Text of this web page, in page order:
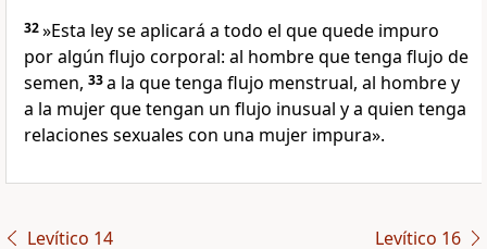
32»Esta ley se aplicará a todo el que quede impuro
por algún flujo corporal: al hombre que tenga flujo de
semen, 33a la que tenga flujo menstrual, al hombre y
a la mujer que tengan un flujo inusual y a quien tenga
relaciones sexuales con una mujer impura».
Levítico 14 Levítico 16